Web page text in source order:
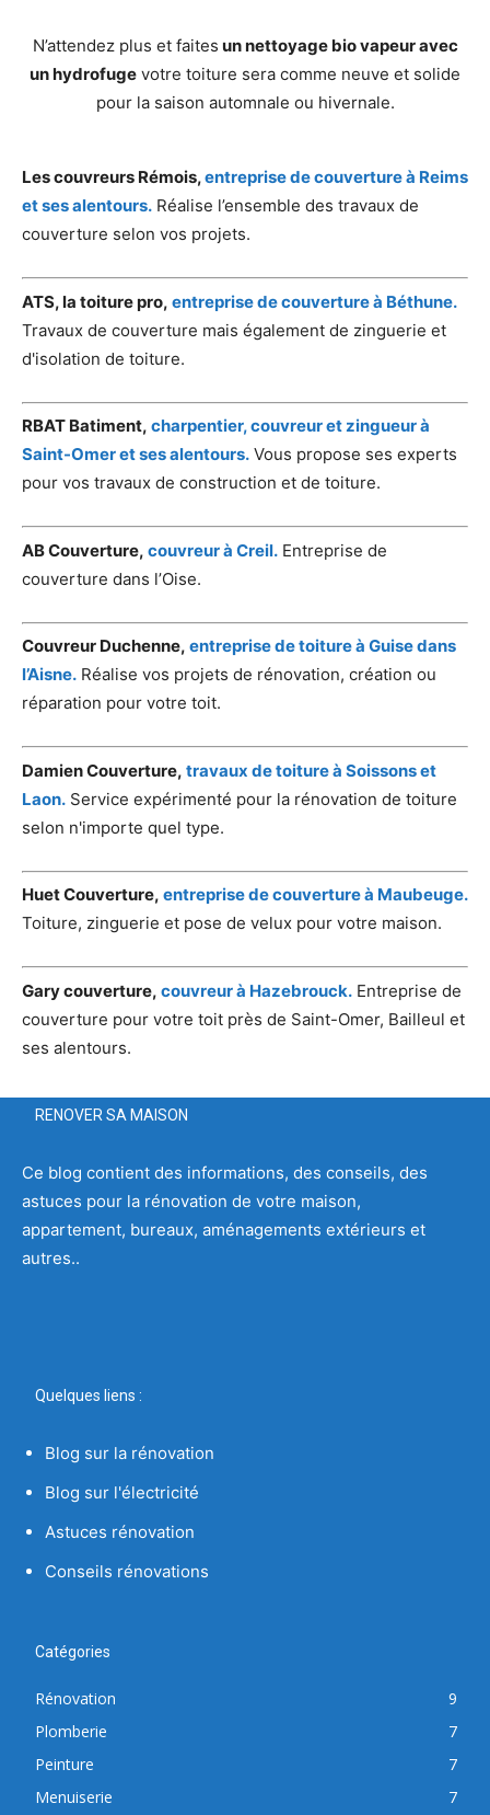
N’attendez plus et faites un nettoyage bio vapeur avec
un hydrofuge votre toiture sera comme neuve et solide
pour la saison automnale ou hivernale.
Les couvreurs Rémois,entreprise de couverture à Reims
et ses alentours. Réalise l’ensemble des travaux de
couverture selon vos projets.
ATS, la toiture pro, entreprise de couverture à Béthune.
Travaux de couverture mais également de zinguerie et
d'isolation de toiture.
RBAT Batiment, charpentier, couvreur et zingueur à
Saint-Omer et ses alentours. Vous propose ses experts
pour vos travaux de construction et de toiture.
AB Couverture, couvreur à Creil. Entreprise de
couverture dans l’Oise.
Couvreur Duchenne, entreprise de toiture à Guise dans
l’Aisne. Réalise vos projets de rénovation, création ou
réparation pour votre toit.
Damien Couverture, travaux de toiture à Soissons et
Laon. Service expérimenté pour la rénovation de toiture
selon n'importe quel type.
Huet Couverture, entreprise de couverture à Maubeuge.
Toiture, zinguerie et pose de velux pour votre maison.
Gary couverture, couvreur à Hazebrouck. Entreprise de
couverture pour votre toit près de Saint-Omer, Bailleul et
ses alentours.
RENOVER SA MAISON
Ce blog contient des informations, des conseils, des
astuces pour la rénovation de votre maison,
appartement, bureaux, aménagements extérieurs et
autres..
Quelques liens :
Blog sur la rénovation
Blog sur l'électricité
Astuces rénovation
Conseils rénovations
Catégories
Rénovation
9
Plomberie
7
Peinture
7
Menuiserie
7